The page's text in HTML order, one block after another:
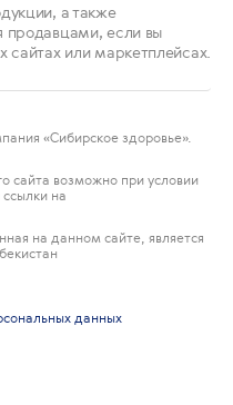
а также
продавцами, если вы
сайтах или маркетплейсах.
«Сибирское здоровье».
сайта возможно при условии
на
на данном сайте, является
данных